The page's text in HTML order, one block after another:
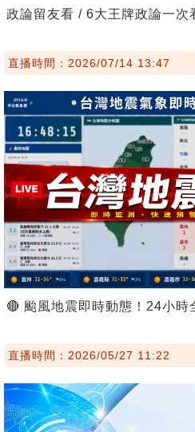
政論留友看 / 6大王牌政論一次
直播時間：2026/07/14 13:47
🔴 颱風地震即時動態！24小時
直播時間：2026/05/27 11:22